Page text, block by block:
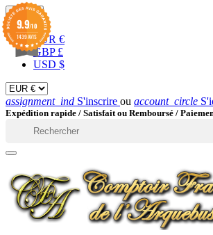
EUR 
EUR €
GBP £
USD $
assignment_ind S'inscrire ou account_circle
Expédition rapide / Satisfait ou Remboursé /
9.9/10
1439 AVIS